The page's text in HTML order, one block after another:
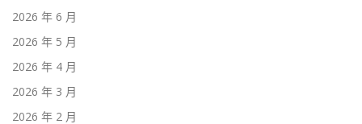
2026 年 6 月
2026 年 5 月
2026 年 4 月
2026 年 3 月
2026 年 2 月